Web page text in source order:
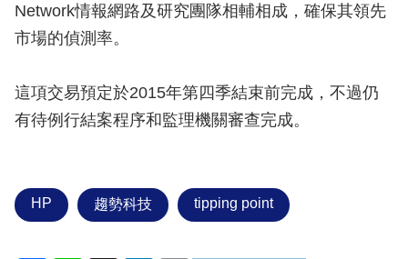
Network情報網路及研究團隊相輔相成，確保其領先
市場的偵測率。
這項交易預定於2015年第四季結束前完成，不過仍
有待例行結案程序和監理機關審查完成。
HP 趨勢科技 tipping point